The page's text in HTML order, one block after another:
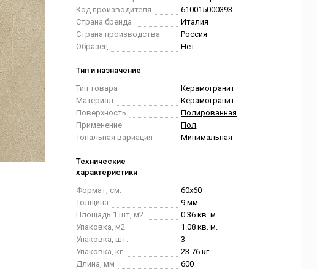
Код производителя
610015000393
Страна бренда
Италия
Страна производства
Россия
Образец
Нет
Тип и назначение
Тип товара
Керамогранит
Материал
Керамогранит
Поверхность
Полированная
Применение
Пол
Тональная вариация
Минимальная
Технические
характеристики
Формат, см.
60x60
Толщина
9 мм
Площадь 1 шт, м2
0.36 кв. м.
Упаковка, м2
1.08 кв. м.
Упаковка, шт.
3
Упаковка, кг.
23.76 кг
Длина, мм
600